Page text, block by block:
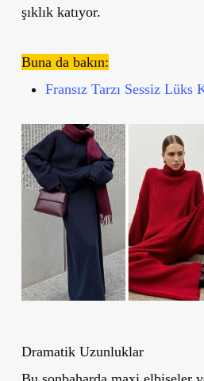
şıklık katıyor.
Buna da bakın:
Fransız Tarzı Sessiz
Dramatik Uzunluklar